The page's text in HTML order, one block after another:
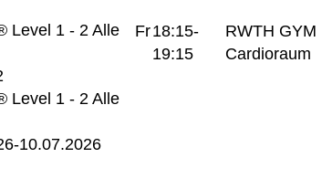
Level 1 - 2 Alle
Level 1 - 2 Alle
10.07.2026
Fr18:15-
19:15
RWTH GYM
Cardioraum